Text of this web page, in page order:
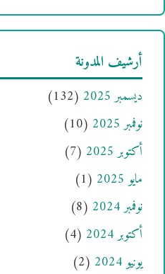
أرشيف المدونة
ديسمبر 2025
(132)
نوفمبر 2025
(10)
أكتوبر 2025
(7)
مايو 2025
(1)
نوفمبر 2024
(8)
أكتوبر 2024
(4)
يونيو 2024
(2)